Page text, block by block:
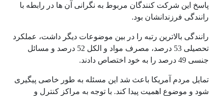
پاسخ این شرکت کنندگان مربوط به نگرانی آن ها در رابطه با
رانندگی فرزندانشان بود.
رانندگی بالاترین رتبه را در بین موضوعات دیگر داشت، عملکرد
تحصیلی 53 درصد، مصرف مواد و الکل 52 درصد و مسائل
جنسی 49 درصد را به خود اختصاص دادند.
تمایل مردم آمریکا باعث شد این مسئله به طور خاصی پیگیری
شود و موضوع اهمیت پیدا کند. با توجه به مراکز کنترل و